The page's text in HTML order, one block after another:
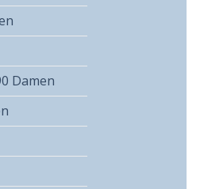
Damen